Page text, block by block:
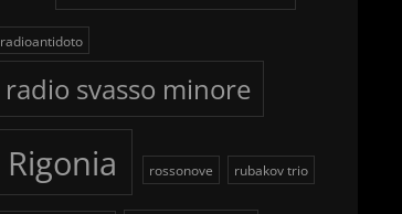
radioantidoto
radio svasso minore
Rigonia rossonove rubakov trio